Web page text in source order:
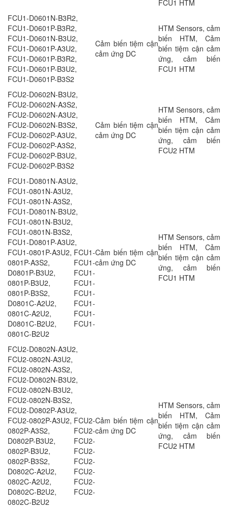
FCU1 HTM
FCU1-D0601N-B3R2,
FCU1-D0601P-B3R2,
FCU1-D0601N-B3U2,
FCU1-D0601P-A3U2,
FCU1-D0601P-B3R2,
FCU1-D0601P-B3U2,
FCU1-D0601P-B3S2
Cảm biến tiệm cận
cảm ứng DC
HTM Sensors, cảm
biến HTM, Cảm
biến tiệm cận cảm
ứng, cảm biến
FCU1 HTM
FCU2-D0602N-B3U2,
FCU2-D0602N-A3S2,
FCU2-D0602N-A3U2,
FCU2-D0602N-B3S2,
FCU2-D0602P-A3U2,
FCU2-D0602P-A3S2,
FCU2-D0602P-B3U2,
FCU2-D0602P-B3S2
Cảm biến tiệm cận
cảm ứng DC
HTM Sensors, cảm
biến HTM, Cảm
biến tiệm cận cảm
ứng, cảm biến
FCU2 HTM
FCU1-D0801N-A3U2,
FCU1-0801N-A3U2,
FCU1-0801N-A3S2,
FCU1-D0801N-B3U2,
FCU1-0801N-B3U2,
FCU1-0801N-B3S2,
FCU1-D0801P-A3U2,
FCU1-0801P-A3U2, FCU1-
0801P-A3S2, FCU1-
D0801P-B3U2, FCU1-
0801P-B3U2, FCU1-
0801P-B3S2, FCU1-
D0801C-A2U2, FCU1-
0801C-A2U2, FCU1-
D0801C-B2U2, FCU1-
0801C-B2U2
Cảm biến tiệm cận
cảm ứng DC
HTM Sensors, cảm
biến HTM, Cảm
biến tiệm cận cảm
ứng, cảm biến
FCU1 HTM
FCU2-D0802N-A3U2,
FCU2-0802N-A3U2,
FCU2-0802N-A3S2,
FCU2-D0802N-B3U2,
FCU2-0802N-B3U2,
FCU2-0802N-B3S2,
FCU2-D0802P-A3U2,
FCU2-0802P-A3U2, FCU2-
0802P-A3S2, FCU2-
D0802P-B3U2, FCU2-
0802P-B3U2, FCU2-
0802P-B3S2, FCU2-
D0802C-A2U2, FCU2-
0802C-A2U2, FCU2-
D0802C-B2U2, FCU2-
0802C-B2U2
Cảm biến tiệm cận
cảm ứng DC
HTM Sensors, cảm
biến HTM, Cảm
biến tiệm cận cảm
ứng, cảm biến
FCU2 HTM